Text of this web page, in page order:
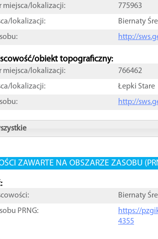
miejsca/lokalizacji:
775963
lokalizacji:
Biernaty
http://
obiekt topograficzny:
miejsca/lokalizacji:
766462
lokalizacji:
Łepki Stare
http://
ZAWARTE NA OBSZARZE ZASOBU
Biernaty
PRNG:
https://
4355